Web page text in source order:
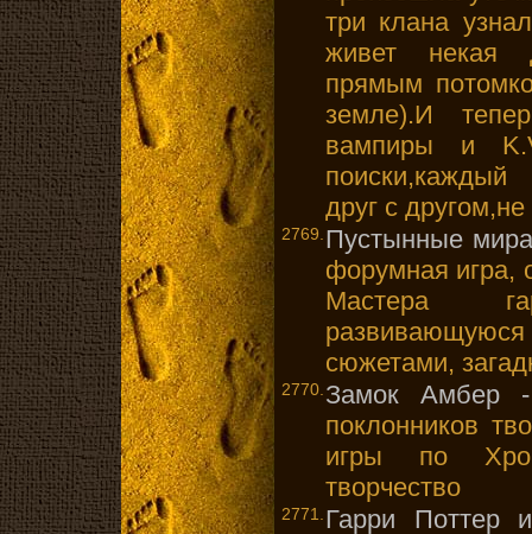
три клана
живет некая
прямым
земле).И
вампиры и
поиски,каждый
друг с
2769. Пустынные
форумная игра,
Мастера
сюжетами,
2770. Замок Амбер
поклонников
игры по
творчество
2771. Гарри Поттер